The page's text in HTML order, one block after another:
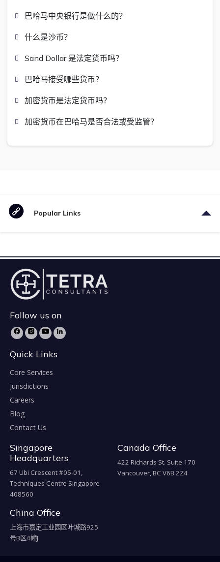
巴哈马中央银行是做什么的？
什么是沙币？
Sand Dollar 是法定货币吗？
巴哈马接受哪些货币？
加密货币是法定货币吗？
加密货币在巴哈马是否合法或受监管？
Popular Links
Follow us on
Quick Links
Core Services
Jurisdictions
Careers
Blog
Contact Us
Singapore
Headquarters
67 Ubi Crescent #05-01,
Techniques Centre Singapore
408560
Canada Office
422 Richards St. Suite 170
Vancouver, BC V6B 2Z4
China Office
上海市嘉定工业园区叶城路925
号B区4幢J